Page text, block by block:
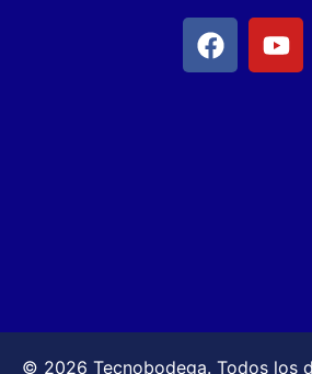
© 2026 Tecnobodega. Todos los